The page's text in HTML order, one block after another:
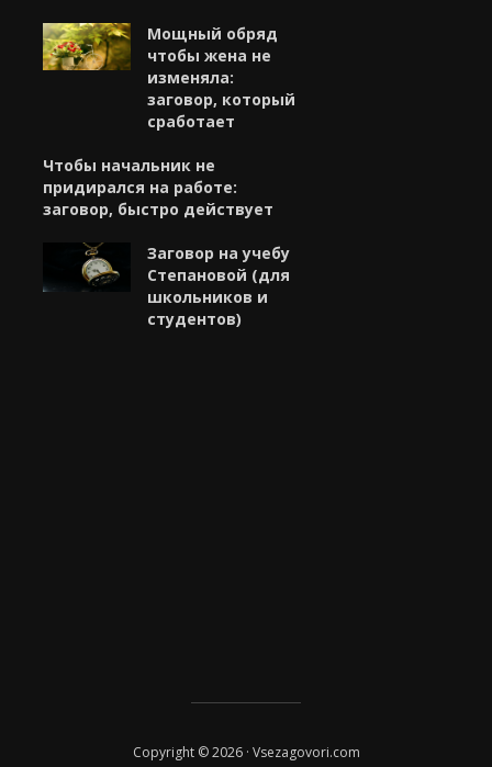
Мощный обряд
чтобы жена не
изменяла:
заговор, который
сработает
Чтобы начальник не
придирался на работе:
заговор, быстро действует
Заговор на учебу
Степановой (для
школьников и
студентов)
Copyright © 2026 · Vsezagovori.com